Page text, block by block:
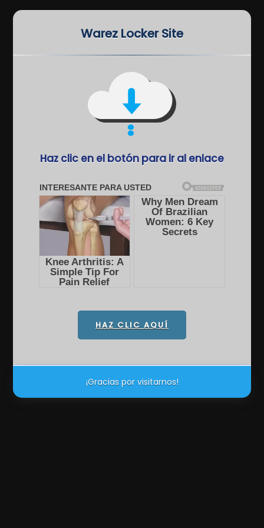
Warez Locker Site
Haz clic en el botón para ir al enlace
HAZ CLIC AQUÍ
¡Gracias por visitarnos!